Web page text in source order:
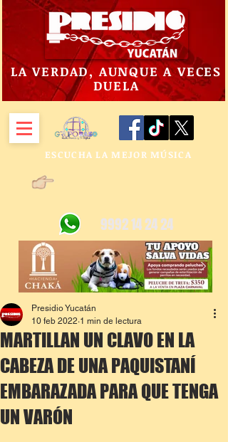
LA VERDAD, AUNQUE A VECES
DUELA
ESCUCHA LA MEJOR MÚSICA
9992 14 24 24
MARTILLAN UN CLAVO EN LA
CABEZA DE UNA PAQUISTANÍ
EMBARAZADA PARA QUE TENGA
UN VARÓN
Presidio Yucatán
10 feb 2022 1 min de lectura